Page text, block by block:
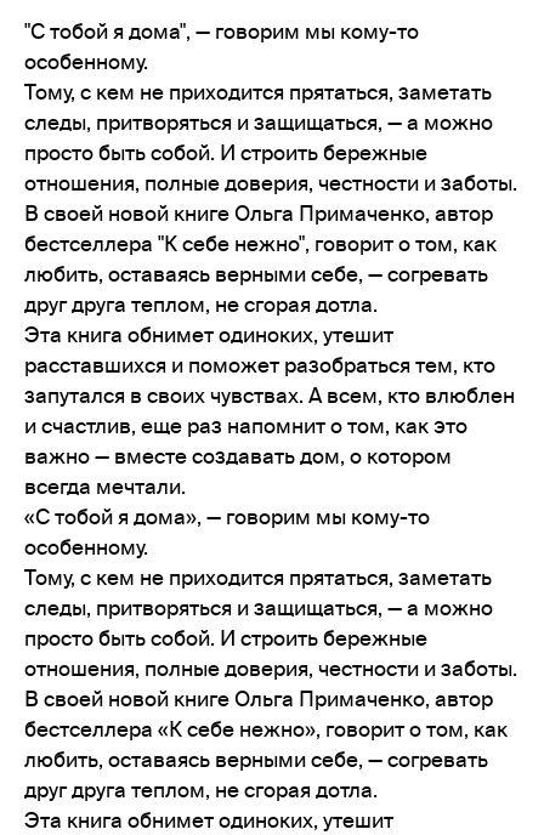
"С тобой я дома", — говорим мы кому-то
особенному.
Тому, с кем не приходится прятаться, заметать
следы, притворяться и защищаться, — а можно
просто быть собой. И строить бережные
отношения, полные доверия, честности и заботы.
В своей новой книге Ольга Примаченко, автор
бестселлера "К себе нежно", говорит о том, как
любить, оставаясь верными себе, — согревать
друг друга теплом, не сгорая дотла.
Эта книга обнимет одиноких, утешит
расставшихся и поможет разобраться тем, кто
запутался в своих чувствах. А всем, кто влюблен
и счастлив, еще раз напомнит о том, как это
важно — вместе создавать дом, о котором
всегда мечтали.
«С тобой я дома», — говорим мы кому-то
особенному.
Тому, с кем не приходится прятаться, заметать
следы, притворяться и защищаться, — а можно
просто быть собой. И строить бережные
отношения, полные доверия, честности и заботы.
В своей новой книге Ольга Примаченко, автор
бестселлера «К себе нежно», говорит о том, как
любить, оставаясь верными себе, — согревать
друг друга теплом, не сгорая дотла.
Эта книга обнимет одиноких, утешит